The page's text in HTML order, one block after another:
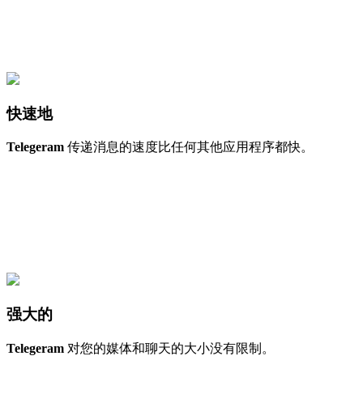
快速地
Telegeram 传递消息的速度比任何其他应用程序都快。
强大的
Telegeram 对您的媒体和聊天的大小没有限制。